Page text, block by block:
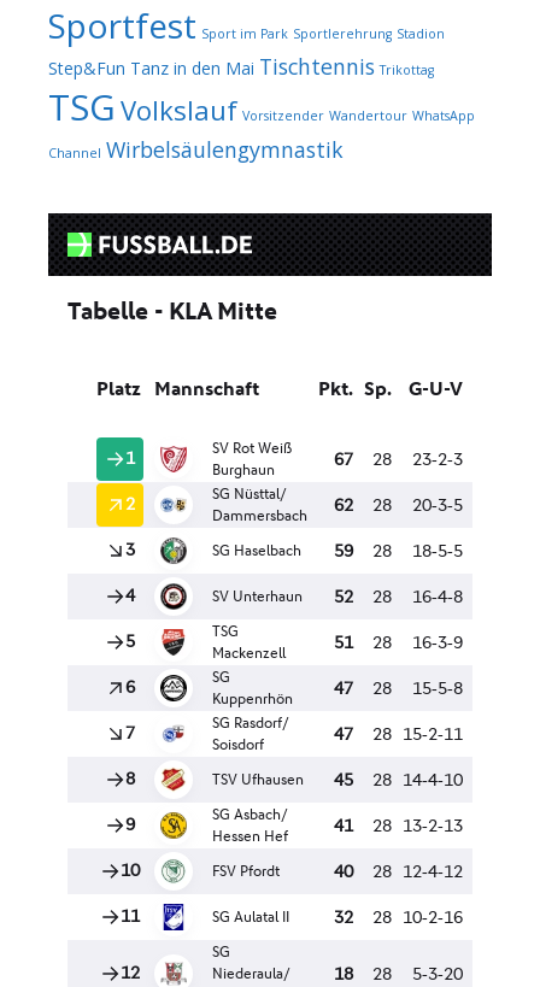
Sportfest Sport im Park Sportlerehrung Stadion
Step&Fun Tanz in den Mai Tischtennis Trikottag
TSG Volkslauf Vorsitzender Wandertour WhatsApp
Channel Wirbelsäulengymnastik